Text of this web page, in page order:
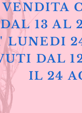
DAL 13 AL
LUNEDI
DAL
IL 24